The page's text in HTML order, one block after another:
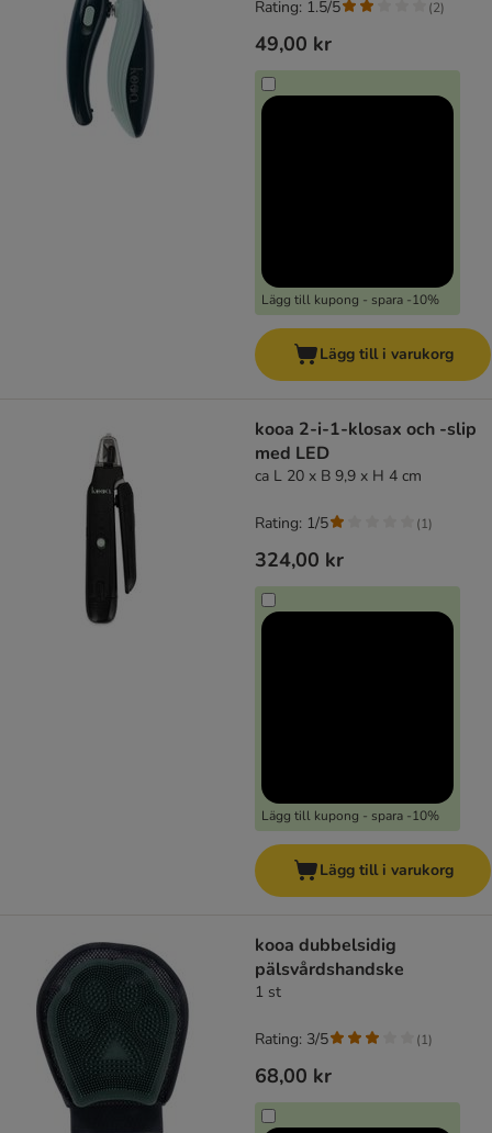
49,00 kr
Lägg till kupong - spara -10%
Rating: 1.5/5 (2)
Lägg till i varukorg
kooa 2-i-1-klosax och -slip
med LED
ca L 20 x B 9,9 x H 4 cm
324,00 kr
Lägg till kupong - spara -10%
Rating: 1/5 (1)
Lägg till i varukorg
kooa dubbelsidig
pälsvårdshandske
1 st
68,00 kr
Rating: 3/5 (1)